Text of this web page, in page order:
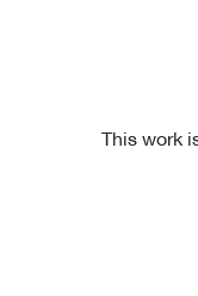
This work